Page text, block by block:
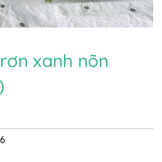
xanh nõn